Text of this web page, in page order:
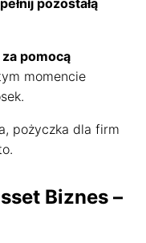
pozostałą
pomocą
momencie
pożyczka dla firm
Biznes –